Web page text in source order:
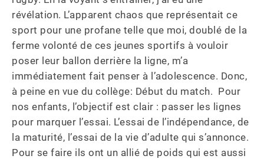
révélation. L’apparent chaos que représentait ce
sport pour une profane telle que moi, doublé de la
ferme volonté de ces jeunes sportifs à vouloir
poser leur ballon derrière la ligne, m’a
immédiatement fait penser à l’adolescence. Donc,
à peine en vue du collège: Début du match.  Pour
nos enfants, l’objectif est clair : passer les lignes
pour marquer l’essai. L’essai de l’indépendance, de
la maturité, l’essai de la vie d’adulte qui s’annonce.
Pour se faire ils ont un allié de poids qui est aussi